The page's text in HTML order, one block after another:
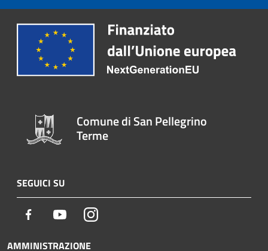
Comune di San Pellegrino
Terme
SEGUICI SU
Facebook YoutubeInstagram
AMMINISTRAZIONE